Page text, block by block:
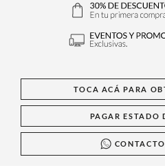
TOCA ACÁ PARA
PAGAR ESTADO